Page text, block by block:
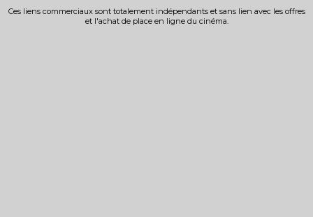
Ces liens commerciaux sont totalement indépendants et sans lien avec les offres
et l'achat de place en ligne du cinéma.